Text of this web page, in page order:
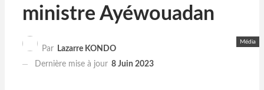
ministre Ayéwouadan
Média
Par
Lazarre KONDO
Dernière mise à jour 8 Juin 2023